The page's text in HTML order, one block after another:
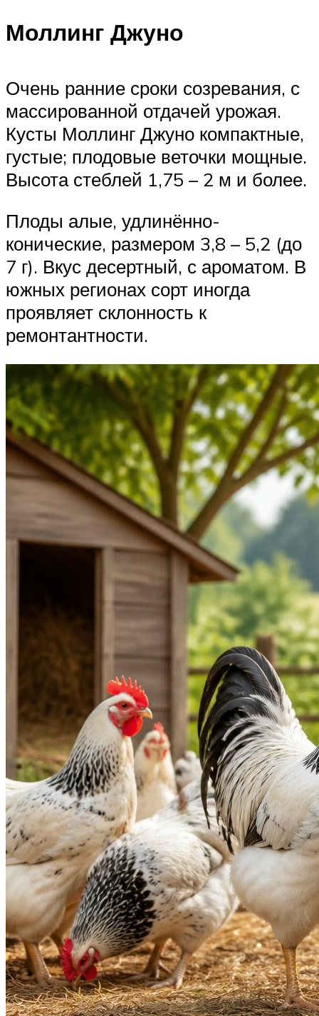
Моллинг Джуно
Очень ранние сроки созревания, с
массированной отдачей урожая.
Кусты Моллинг Джуно компактные,
густые; плодовые веточки мощные.
Высота стеблей 1,75 – 2 м и более.
Плоды алые, удлинённо-
конические, размером 3,8 – 5,2 (до
7 г). Вкус десертный, с ароматом. В
южных регионах сорт иногда
проявляет склонность к
ремонтантности.